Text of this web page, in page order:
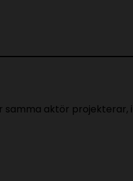
aktör